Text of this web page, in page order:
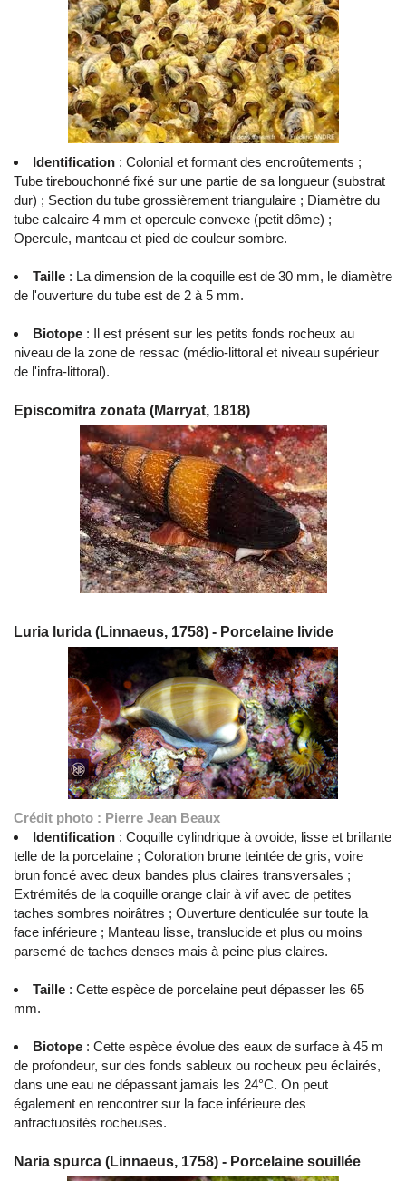
Identification : Colonial et formant des encroûtements ;
Tube tirebouchonné fixé sur une partie de sa longueur (substrat
dur) ; Section du tube grossièrement triangulaire ; Diamètre du
tube calcaire 4 mm et opercule convexe (petit dôme) ;
Opercule, manteau et pied de couleur sombre.
Taille : La dimension de la coquille est de 30 mm, le diamètre
de l'ouverture du tube est de 2 à 5 mm.
Biotope : Il est présent sur les petits fonds rocheux au
niveau de la zone de ressac (médio-littoral et niveau supérieur
de l'infra-littoral).
Episcomitra zonata (Marryat, 1818)
Luria lurida (Linnaeus, 1758) - Porcelaine livide
Crédit photo : Pierre Jean Beaux
Identification : Coquille cylindrique à ovoide, lisse et brillante
telle de la porcelaine ; Coloration brune teintée de gris, voire
brun foncé avec deux bandes plus claires transversales ;
Extrémités de la coquille orange clair à vif avec de petites
taches sombres noirâtres ; Ouverture denticulée sur toute la
face inférieure ; Manteau lisse, translucide et plus ou moins
parsemé de taches denses mais à peine plus claires.
Taille : Cette espèce de porcelaine peut dépasser les 65
mm.
Biotope : Cette espèce évolue des eaux de surface à 45 m
de profondeur, sur des fonds sableux ou rocheux peu éclairés,
dans une eau ne dépassant jamais les 24°C. On peut
également en rencontrer sur la face inférieure des
anfractuosités rocheuses.
Naria spurca (Linnaeus, 1758) - Porcelaine souillée